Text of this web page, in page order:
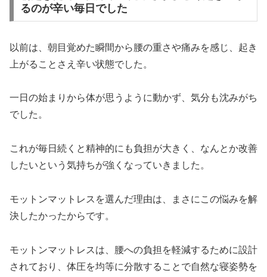
るのが辛い毎日でした
以前は、朝目覚めた瞬間から腰の重さや痛みを感じ、起き
上がることさえ辛い状態でした。
一日の始まりから体が思うように動かず、気分も沈みがち
でした。
これが毎日続くと精神的にも負担が大きく、なんとか改善
したいという気持ちが強くなっていきました。
モットンマットレスを選んだ理由は、まさにこの悩みを解
決したかったからです。
モットンマットレスは、腰への負担を軽減するために設計
されており、体圧を均等に分散することで自然な寝姿勢を